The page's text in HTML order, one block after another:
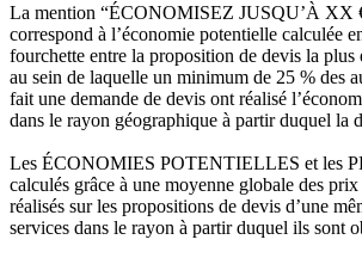
La mention “ÉCONOMISEZ JUSQU’À XX
correspond à l’économie potentielle calculée
fourchette entre la proposition de devis la plus
au sein de laquelle un minimum de 25 % des
fait une demande de devis ont réalisé
dans le rayon géographique à partir duquel la
Les ÉCONOMIES POTENTIELLES et les
calculés grâce à une moyenne globale des
réalisés sur les propositions de devis d’une
services dans le rayon à partir duquel ils sont